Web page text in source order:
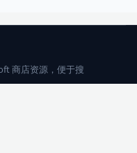
商店资源，便于搜